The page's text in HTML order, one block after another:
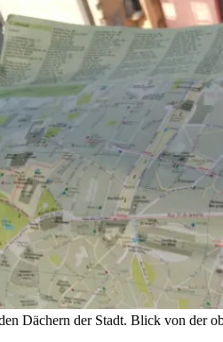
Dächern der Stadt. Blick von der